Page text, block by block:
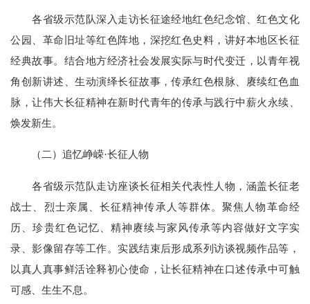
各省级示范队深入走访长征途经地红色纪念馆、红色文化
公园、革命旧址等红色阵地，深挖红色史料，讲好本地区长征
经典故事。结合地方经济社会发展实际与时代变迁，以青年视
角创新讲述、生动演绎长征故事，传承红色根脉、赓续红色血
脉，让伟大长征精神在新时代青年的传承与践行中薪火永续、
焕发新生。
（二）追忆峥嵘·长征人物
各省级示范队走访座谈长征相关代表性人物，涵盖长征老
战士、烈士亲属、长征精神传承人等群体。聚焦人物革命经
历、珍贵红色记忆、精神赓续与家风传承等内容做好文字实
录、影像留存等工作。实践结束后形成系列访谈视频作品等，
以真人真事鲜活诠释初心使命，让长征精神在口述传承中可触
可感、生生不息。